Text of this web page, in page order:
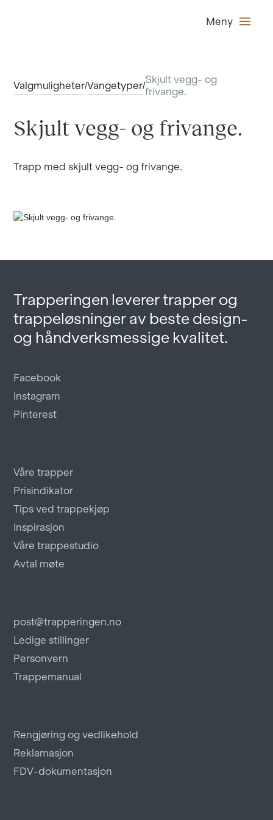
Meny
Valgmuligheter/Vangetyper/Skjult vegg- og
frivange.
Skjult vegg- og frivange.
Trapp med skjult vegg- og frivange.
Trapperingen leverer trapper og
trappeløsninger av beste design-
og håndverksmessige kvalitet.
Facebook
Instagram
Pinterest
Våre trapper
Prisindikator
Tips ved trappekjøp
Inspirasjon
Våre trappestudio
Avtal møte
post@trapperingen.no
Ledige stillinger
Personvern
Trappemanual
Rengjøring og vedlikehold
Reklamasjon
FDV-dokumentasjon